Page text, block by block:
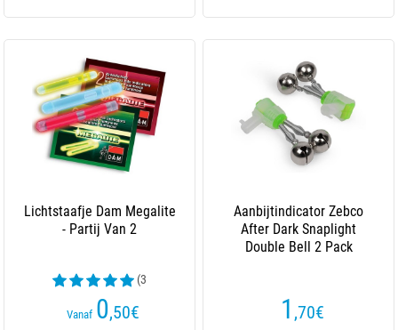
Lichtstaafje Dam Megalite
- Partij Van 2
(3
beoordelingen)
Vanaf 0,50€
Aanbijtindicator Zebco
After Dark Snaplight
Double Bell 2 Pack
1 ,70€